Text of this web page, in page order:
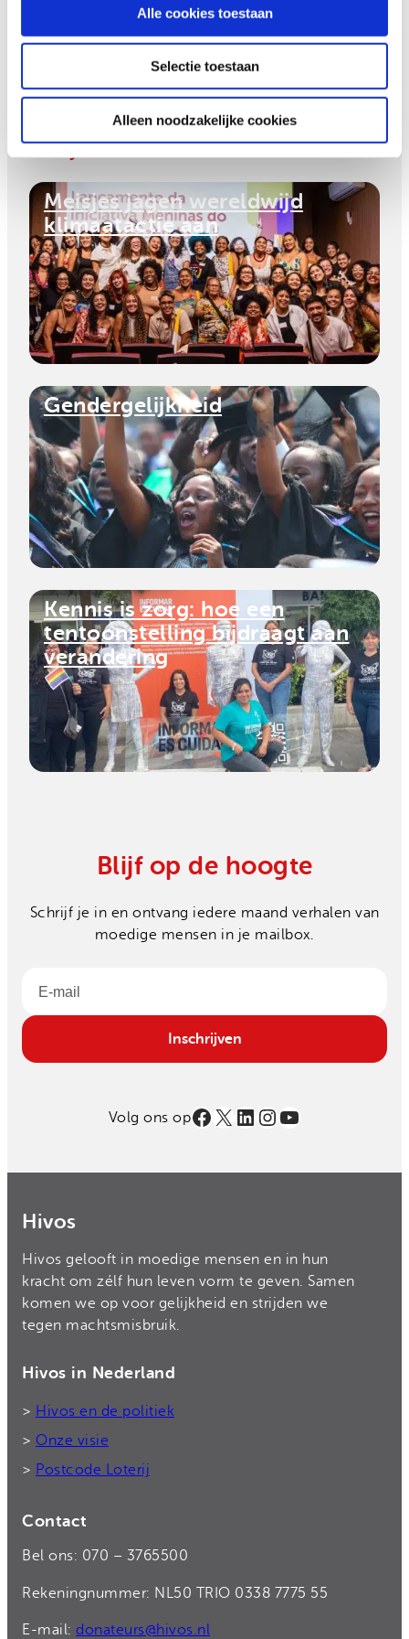
Alle cookies toestaan
Selectie toestaan
Alleen noodzakelijke cookies
genderongelijkheid aan te pakken en
vrouwenrechten te verbeteren.
Bekijk ook
Meisjes jagen wereldwijd
klimaatactie aan
Gendergelijkheid
Kennis is zorg: hoe een
tentoonstelling bijdraagt aan
verandering
Blijf op de hoogte
Schrijf je in en ontvang iedere maand verhalen van
moedige mensen in je mailbox.
Email
Inschrijven
Volg ons opFacebook
X LinkedIn
Instagram
YouTube
Hivos
Hivos gelooft in moedige mensen en in hun
kracht om zélf hun leven vorm te geven. Samen
komen we op voor gelijkheid en strijden we
tegen machtsmisbruik.
Hivos in Nederland
> Hivos en de politiek
> Onze visie
> Postcode Loterij
Contact
Bel ons: 070 – 3765500
Rekeningnummer: NL50 TRIO 0338 7775 55
E-mail: donateurs@hivos.nl